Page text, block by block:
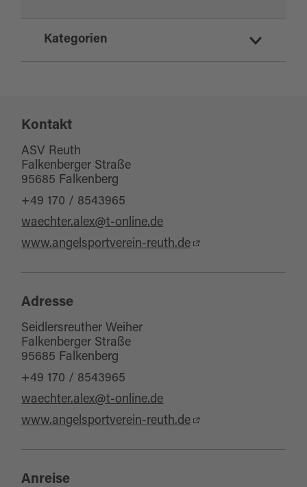
Kategorien
Kontakt
ASV Reuth
Falkenberger Straße
95685 Falkenberg
+49 170 / 8543965
waechter.alex@t-online.de
www.angelsportverein-reuth.de
Adresse
Seidlersreuther Weiher
Falkenberger Straße
95685 Falkenberg
+49 170 / 8543965
waechter.alex@t-online.de
www.angelsportverein-reuth.de
Anreise